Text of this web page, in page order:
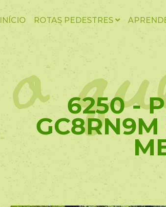
INÍCIO ROTAS PEDESTRES
o 6250 -